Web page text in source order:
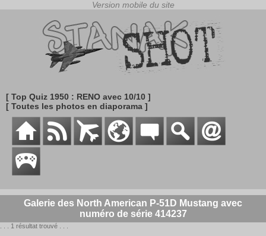
[ Top Quiz 1950 : RENO avec 10/10 ]
[ Toutes les photos en diaporama ]
Galerie des North American P-51D Mustang avec
numéro de série 414237
. . . 1 résultat trouvé . . .